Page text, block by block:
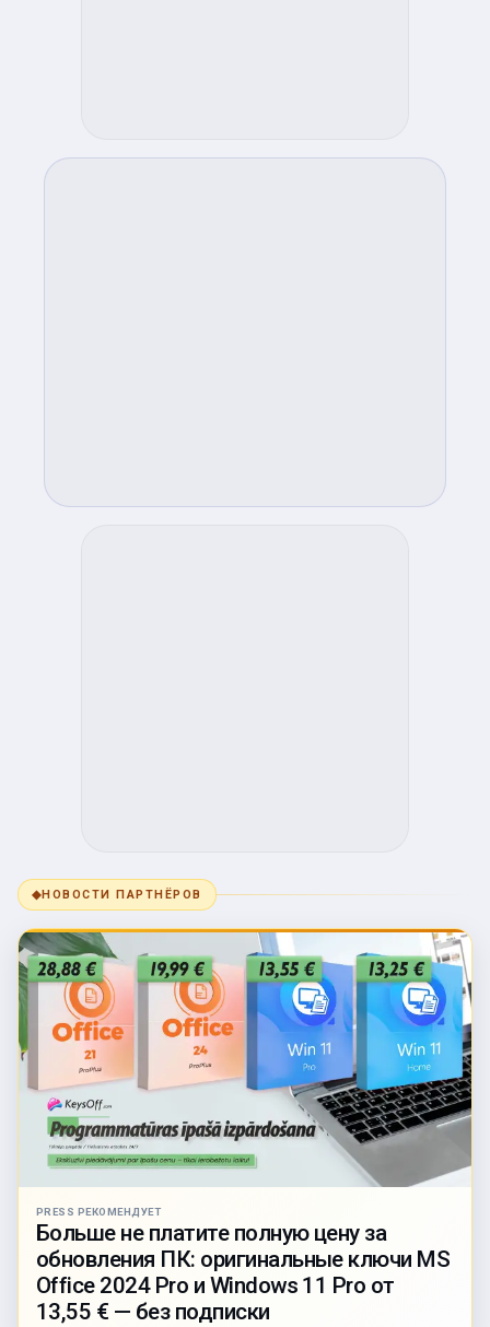
◆НОВОСТИ ПАРТНЁРОВ
PRESS РЕКОМЕНДУЕТ
Больше не платите полную цену за
обновления ПК: оригинальные ключи MS
Office 2024 Pro и Windows 11 Pro от
13,55 € — без подписки